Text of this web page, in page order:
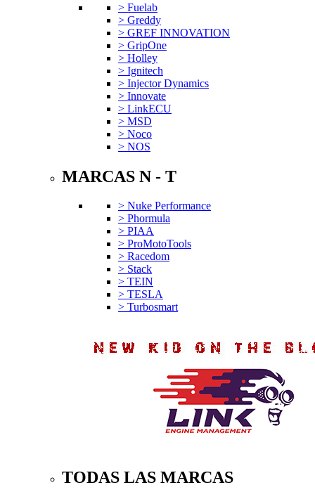
> Fuelab
> Greddy
> GREF INNOVATION
> GripOne
> Holley
> Ignitech
> Injector Dynamics
> Innovate
> LinkECU
> MSD
> Noco
> NOS
MARCAS N - T
> Nuke Performance
> Phormula
> PIAA
> ProMotoTools
> Racedom
> Stack
> TEIN
> TESLA
> Turbosmart
TODAS LAS MARCAS